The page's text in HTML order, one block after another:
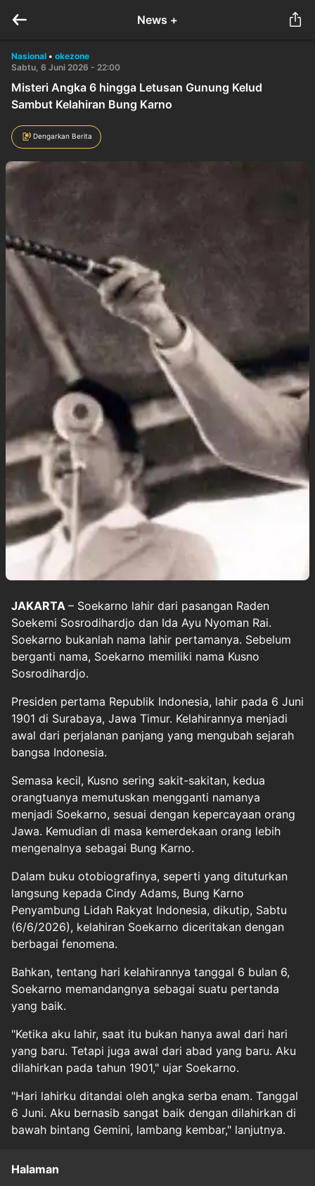
News +
Nasional • okezone
Sabtu, 6 Juni 2026 - 22:00
Misteri Angka 6 hingga Letusan Gunung Kelud
Sambut Kelahiran Bung Karno
Dengarkan Berita
JAKARTA – Soekarno lahir dari pasangan Raden
Soekemi Sosrodihardjo dan Ida Ayu Nyoman Rai.
Soekarno bukanlah nama lahir pertamanya. Sebelum
berganti nama, Soekarno memiliki nama Kusno
Sosrodihardjo.
Presiden pertama Republik Indonesia, lahir pada 6 Juni
1901 di Surabaya, Jawa Timur. Kelahirannya menjadi
awal dari perjalanan panjang yang mengubah sejarah
bangsa Indonesia.
Semasa kecil, Kusno sering sakit-sakitan, kedua
orangtuanya memutuskan mengganti namanya
menjadi Soekarno, sesuai dengan kepercayaan orang
Jawa. Kemudian di masa kemerdekaan orang lebih
mengenalnya sebagai Bung Karno.
Dalam buku otobiografinya, seperti yang dituturkan
langsung kepada Cindy Adams, Bung Karno
Penyambung Lidah Rakyat Indonesia, dikutip, Sabtu
(6/6/2026), kelahiran Soekarno diceritakan dengan
berbagai fenomena.
Bahkan, tentang hari kelahirannya tanggal 6 bulan 6,
Soekarno memandangnya sebagai suatu pertanda
yang baik.
"Ketika aku lahir, saat itu bukan hanya awal dari hari
yang baru. Tetapi juga awal dari abad yang baru. Aku
dilahirkan pada tahun 1901," ujar Soekarno.
"Hari lahirku ditandai oleh angka serba enam. Tanggal
6 Juni. Aku bernasib sangat baik dengan dilahirkan di
bawah bintang Gemini, lambang kembar," lanjutnya.
Halaman